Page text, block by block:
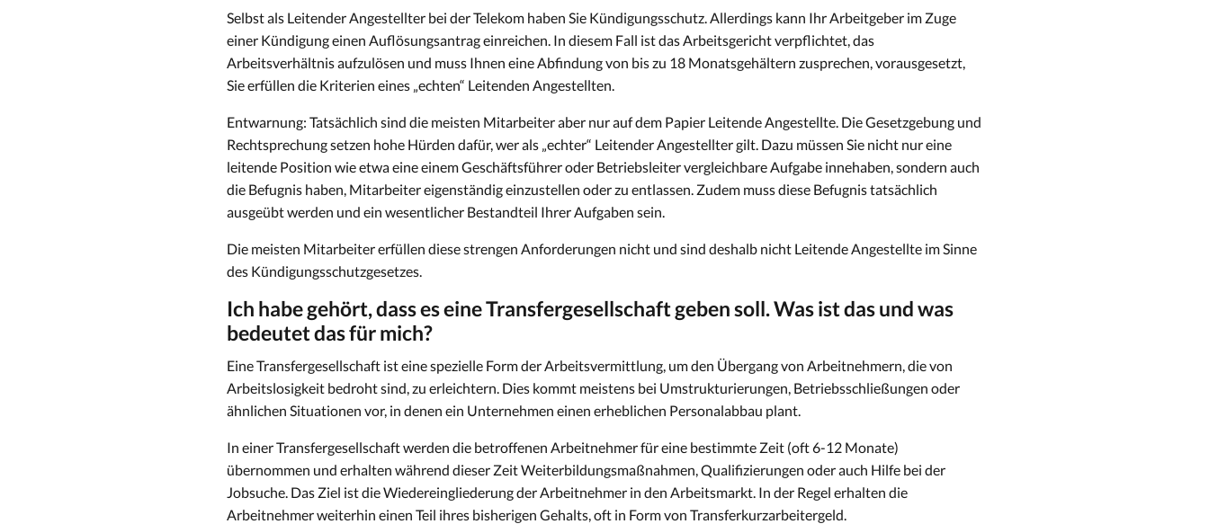
Selbst als Leitender Angestellter bei der Telekom haben Sie Kündigungsschutz. Allerdings kann Ihr Arbeitgeber im Zuge
einer Kündigung einen Auflösungsantrag einreichen. In diesem Fall ist das Arbeitsgericht verpflichtet, das
Arbeitsverhältnis aufzulösen und muss Ihnen eine Abfindung von bis zu 18 Monatsgehältern zusprechen, vorausgesetzt,
Sie erfüllen die Kriterien eines „echten“ Leitenden Angestellten.
Entwarnung: Tatsächlich sind die meisten Mitarbeiter aber nur auf dem Papier Leitende Angestellte. Die Gesetzgebung und
Rechtsprechung setzen hohe Hürden dafür, wer als „echter“ Leitender Angestellter gilt. Dazu müssen Sie nicht nur eine
leitende Position wie etwa eine einem Geschäftsführer oder Betriebsleiter vergleichbare Aufgabe innehaben, sondern auch
die Befugnis haben, Mitarbeiter eigenständig einzustellen oder zu entlassen. Zudem muss diese Befugnis tatsächlich
ausgeübt werden und ein wesentlicher Bestandteil Ihrer Aufgaben sein.
Die meisten Mitarbeiter erfüllen diese strengen Anforderungen nicht und sind deshalb nicht Leitende Angestellte im Sinne
des Kündigungsschutzgesetzes.
Ich habe gehört, dass es eine Transfergesellschaft geben soll. Was ist das und was
bedeutet das für mich?
Eine Transfergesellschaft ist eine spezielle Form der Arbeitsvermittlung, um den Übergang von Arbeitnehmern, die von
Arbeitslosigkeit bedroht sind, zu erleichtern. Dies kommt meistens bei Umstrukturierungen, Betriebsschließungen oder
ähnlichen Situationen vor, in denen ein Unternehmen einen erheblichen Personalabbau plant.
In einer Transfergesellschaft werden die betroffenen Arbeitnehmer für eine bestimmte Zeit (oft 6-12 Monate)
übernommen und erhalten während dieser Zeit Weiterbildungsmaßnahmen, Qualifizierungen oder auch Hilfe bei der
Jobsuche. Das Ziel ist die Wiedereingliederung der Arbeitnehmer in den Arbeitsmarkt. In der Regel erhalten die
Arbeitnehmer weiterhin einen Teil ihres bisherigen Gehalts, oft in Form von Transferkurzarbeitergeld.